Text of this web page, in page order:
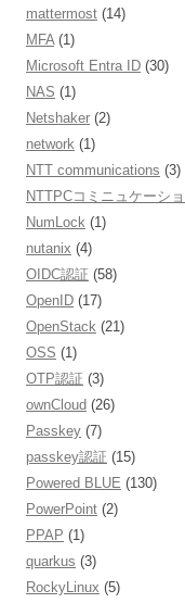
mattermost (14)
MFA (1)
Microsoft Entra ID (30)
NAS (1)
Netshaker (2)
network (1)
NTT communications (3)
NTTPCコミニュケーシ
NumLock (1)
nutanix (4)
OIDC認証 (58)
OpenID (17)
OpenStack (21)
OSS (1)
OTP認証 (3)
ownCloud (26)
Passkey (7)
passkey認証 (15)
Powered BLUE (130)
PowerPoint (2)
PPAP (1)
quarkus (3)
RockyLinux (5)